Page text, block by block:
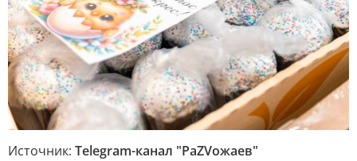
Источник: Telegram-канал "РаZVожаев"